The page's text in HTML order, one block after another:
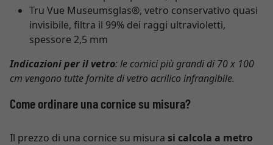
Tru Vue Museumsglas®, vetro conservativo quasi
invisibile, filtra il 99% dei raggi ultravioletti,
spessore 2,5 mm
Indicazioni per il vetro: le cornici più grandi di 70 x 100
cm vengono tutte fornite di vetro acrilico infrangibile.
Come ordinare una cornice su misura?
Il prezzo di una cornice su misura si calcola a metro